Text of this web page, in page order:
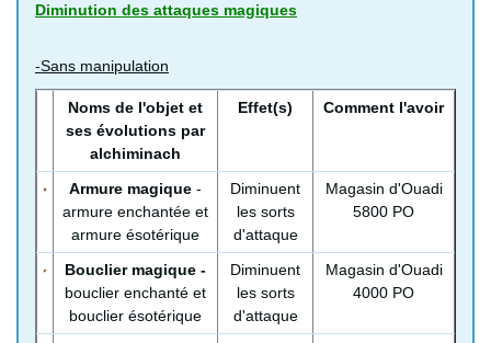
Diminution des attaques magiques
-Sans manipulation
Noms de l'objet et
ses évolutions par
alchiminach
Effet(s) Comment l'avoir
Armure magique -
armure enchantée et
armure ésotérique
Diminuent
les sorts
d'attaque
Magasin d'Ouadi
5800 PO
Bouclier magique -
bouclier enchanté et
bouclier ésotérique
Diminuent
les sorts
d'attaque
Magasin d'Ouadi
4000 PO